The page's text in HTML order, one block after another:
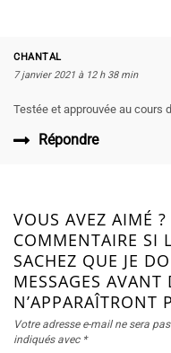
CHANTAL
7 janvier 2021 à 12 h 38 min
Testée et approuvée au cours
Répondre
VOUS AVEZ AIMÉ
COMMENTAIRE SI
SACHEZ QUE JE
MESSAGES AVANT
N’APPARAÎTRONT
Votre adresse e-mail ne sera
indiqués avec *